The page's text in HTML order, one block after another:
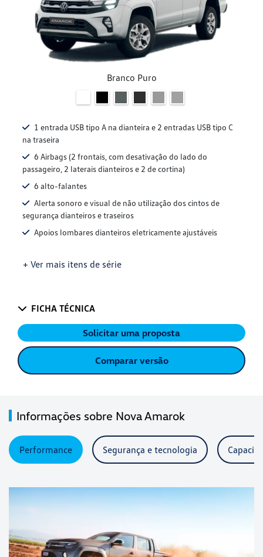
Branco Puro
1 entrada USB tipo A na dianteira e 2 entradas USB tipo C
na traseira
6 Airbags (2 frontais, com desativação do lado do
passageiro, 2 laterais dianteiros e 2 de cortina)
6 alto-falantes
Alerta sonoro e visual de não utilização dos cintos de
segurança dianteiros e traseiros
Apoios lombares dianteiros eletricamente ajustáveis
+ Ver mais itens de série
FICHA TÉCNICA
Solicitar uma proposta
Comparar versão
Informações sobre Nova Amarok
Performance Segurança e tecnologia